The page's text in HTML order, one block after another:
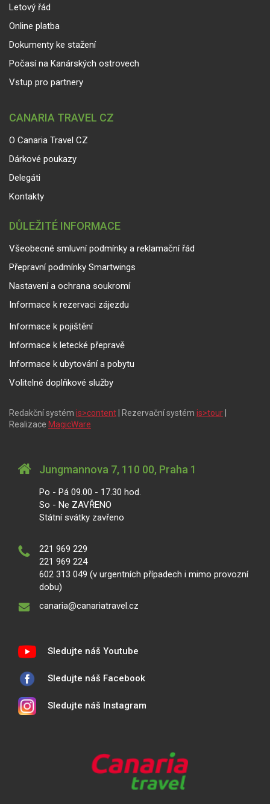
Letový řád
Online platba
Dokumenty ke stažení
Počasí na Kanárských ostrovech
Vstup pro partnery
CANARIA TRAVEL CZ
O Canaria Travel CZ
Dárkové poukazy
Delegáti
Kontakty
DŮLEŽITÉ INFORMACE
Všeobecné smluvní podmínky a reklamační řád
Přepravní podmínky Smartwings
Nastavení a ochrana soukromí
Informace k rezervaci zájezdu
Informace k pojištění
Informace k letecké přepravě
Informace k ubytování a pobytu
Volitelné doplňkové služby
Redakční systém is>content | Rezervační systém is>tour
Realizace MagicWare
Jungmannova 7, 110 00, Praha 1
Po - Pá 09.00 - 17.30 hod.
So - Ne ZAVŘENO
Státní svátky zavřeno
221 969 229
221 969 224
602 313 049 (v urgentních případech i mimo provozní
dobu)
canaria@canariatravel.cz
Sledujte náš Youtube
Sledujte náš Facebook
Sledujte náš Instagram